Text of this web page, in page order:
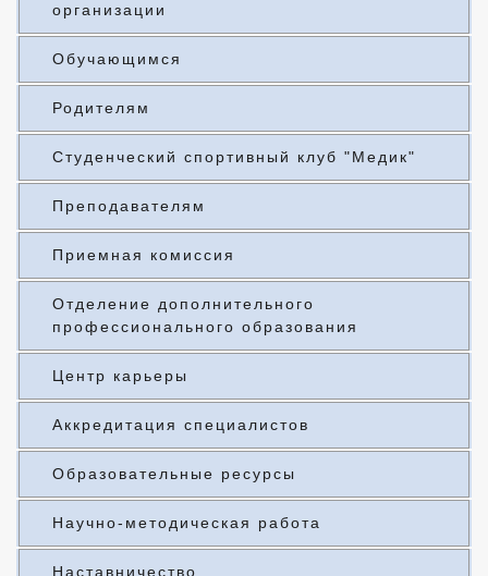
организации
Обучающимся
Родителям
Студенческий спортивный клуб "Медик"
Преподавателям
Приемная комиссия
Отделение дополнительного
профессионального образования
Центр карьеры
Аккредитация специалистов
Образовательные ресурсы
Научно-методическая работа
Наставничество